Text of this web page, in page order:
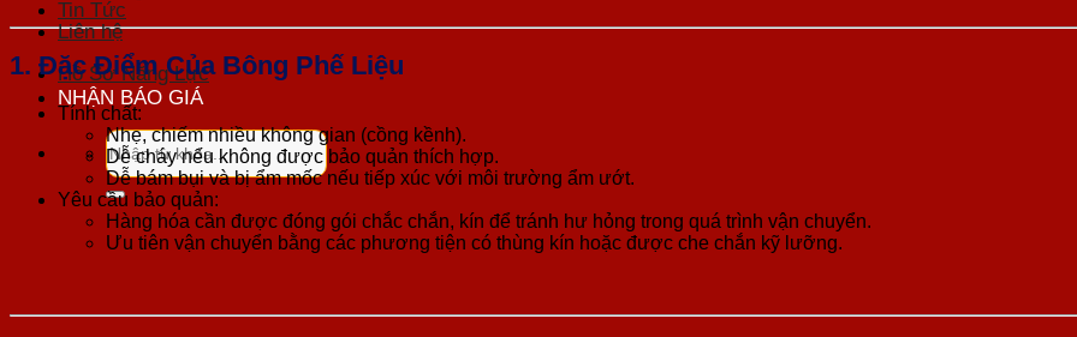
Tin Tức
Liên hệ
Hồ Sơ Năng Lực
NHẬN BÁO GIÁ
Tìm
kiếm:
1. Đặc Điểm Của Bông Phế Liệu
Tính chất:
Nhẹ, chiếm nhiều không gian (cồng kềnh).
Dễ cháy nếu không được bảo quản thích hợp.
Dễ bám bụi và bị ẩm mốc nếu tiếp xúc với môi trường ẩm ướt.
Yêu cầu bảo quản:
Hàng hóa cần được đóng gói chắc chắn, kín để tránh hư hỏng trong quá trình vận chuyển.
Ưu tiên vận chuyển bằng các phương tiện có thùng kín hoặc được che chắn kỹ lưỡng.